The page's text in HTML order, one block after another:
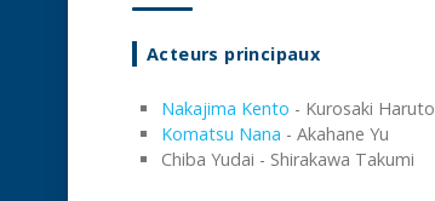
Acteurs principaux
Nakajima Kento - Kurosaki Haruto
Komatsu Nana - Akahane Yu
Chiba Yudai - Shirakawa Takumi